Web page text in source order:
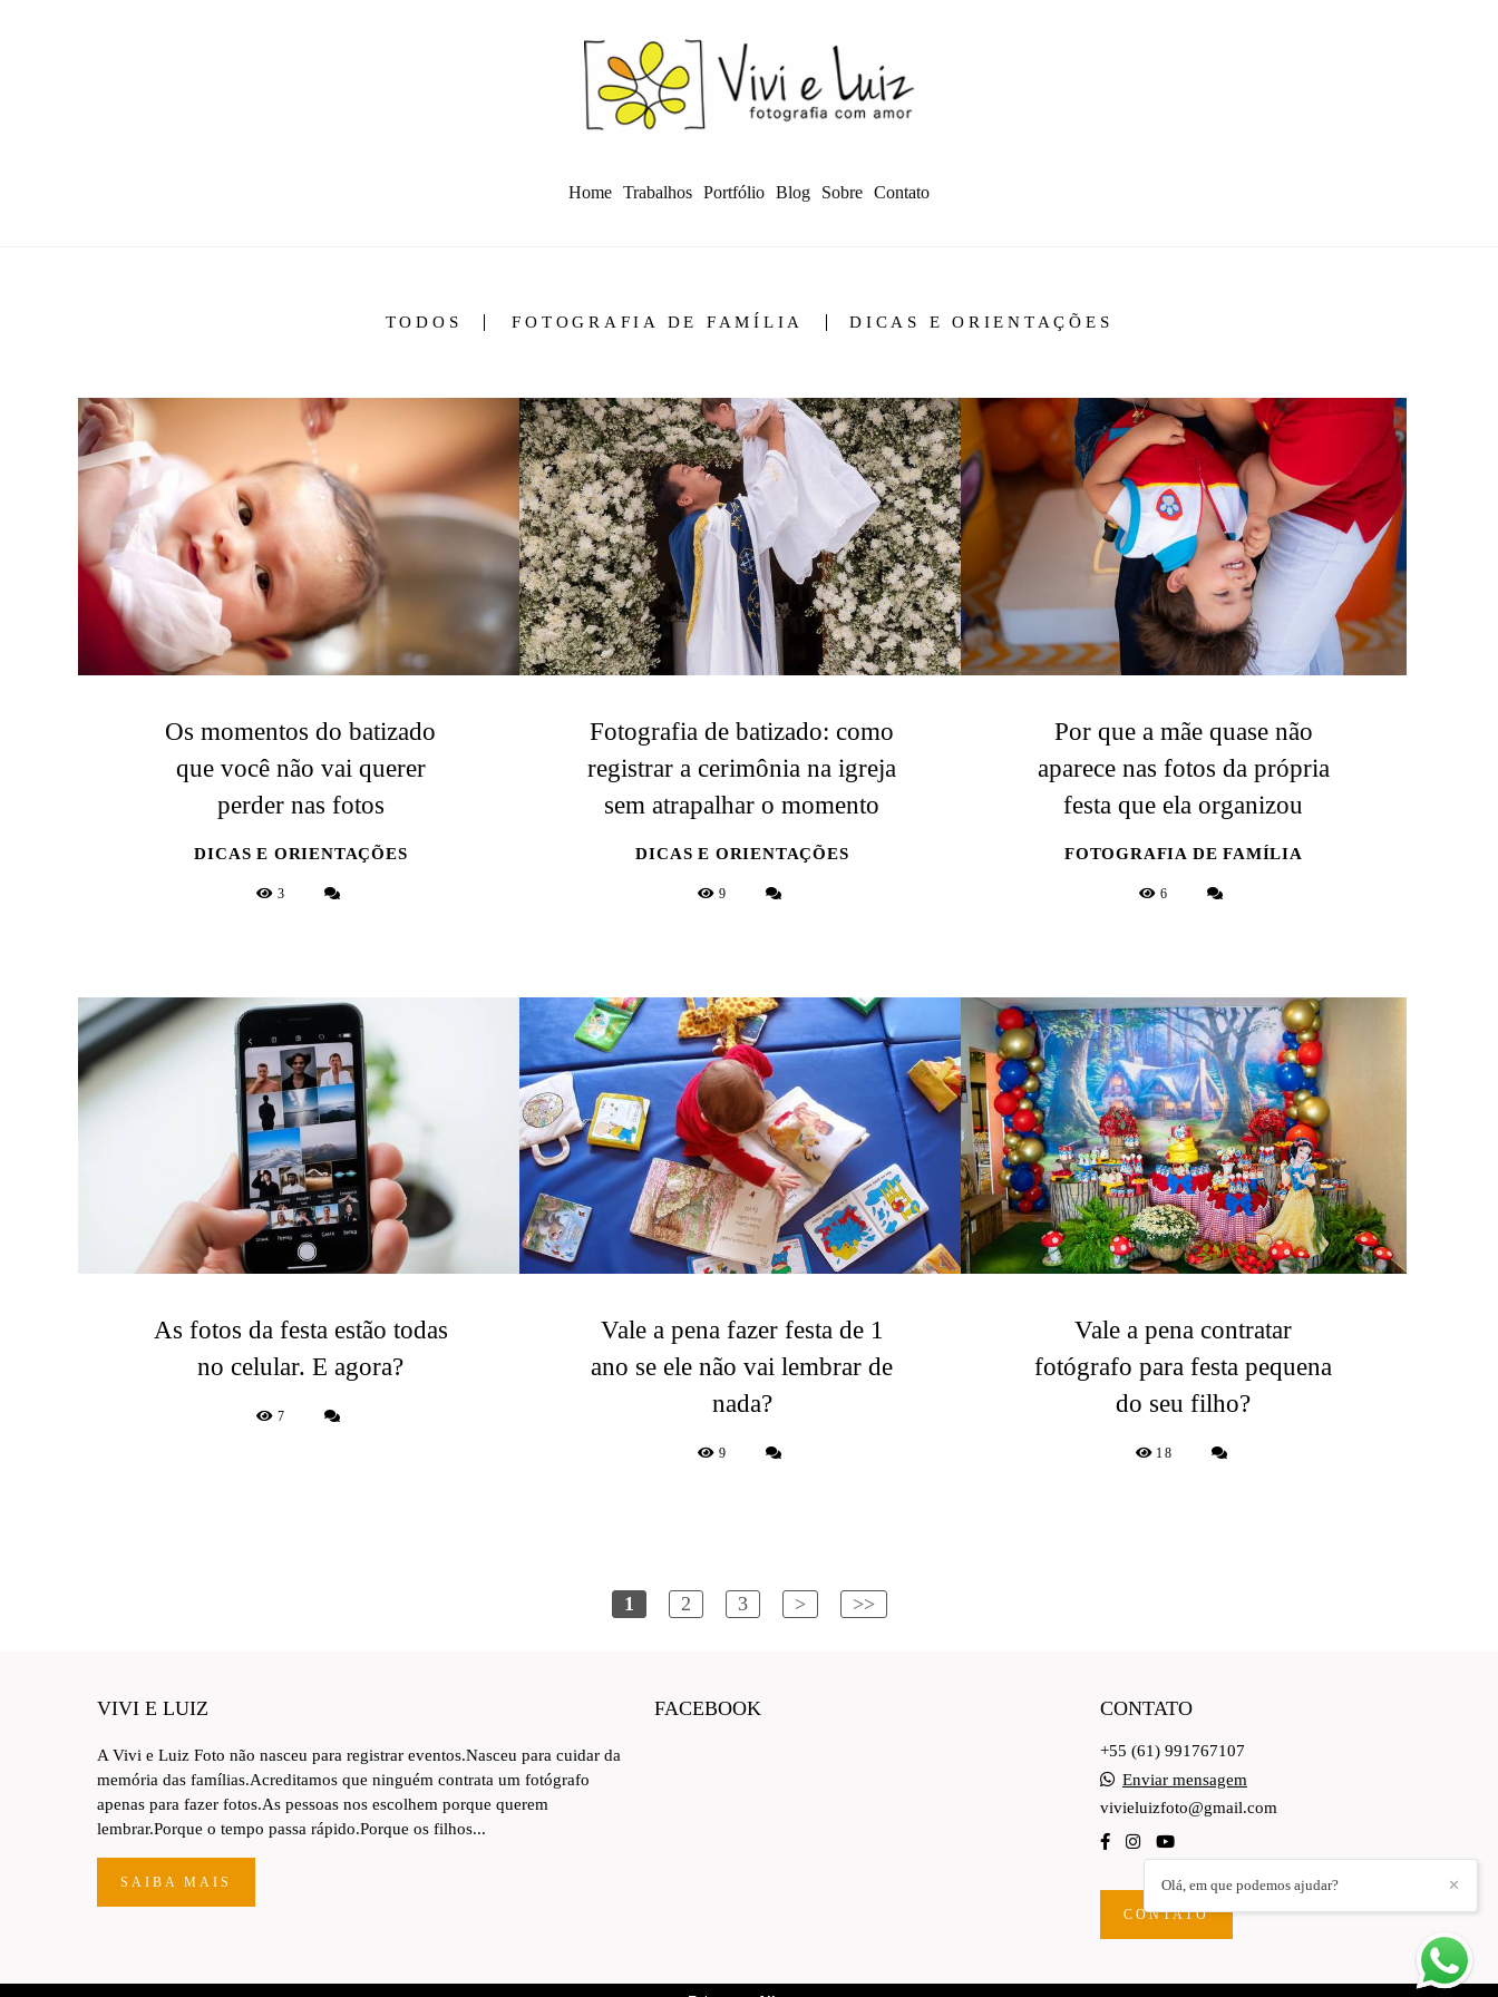
Home Trabalhos Portfólio Blog Sobre Contato
TODOS FOTOGRAFIA DE FAMÍLIA DICAS E ORIENTAÇÕES
Os momentos do batizado
que você não vai querer
perder nas fotos
DICAS E ORIENTAÇÕES
3
Fotografia de batizado: como
registrar a cerimônia na igreja
sem atrapalhar o momento
DICAS E ORIENTAÇÕES
9
Por que a mãe quase não
aparece nas fotos da própria
festa que ela organizou
FOTOGRAFIA DE FAMÍLIA
6
As fotos da festa estão todas
no celular. E agora?
7
Vale a pena fazer festa de 1
ano se ele não vai lembrar de
nada?
9
Vale a pena contratar
fotógrafo para festa pequena
do seu filho?
18
1 2 3 > >>
VIVI E LUIZ
A Vivi e Luiz Foto não nasceu para registrar eventos.Nasceu para cuidar da
memória das famílias.Acreditamos que ninguém contrata um fotógrafo
apenas para fazer fotos.As pessoas nos escolhem porque querem
lembrar.Porque o tempo passa rápido.Porque os filhos...
SAIBA MAIS
FACEBOOK CONTATO
+55 (61) 991767107
Enviar mensagem
vivieluizfoto@gmail.com
CONTATO
✕
Olá, em que podemos ajudar?